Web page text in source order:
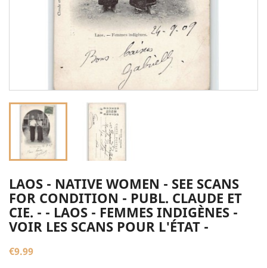
LAOS - NATIVE WOMEN - SEE SCANS
FOR CONDITION - PUBL. CLAUDE ET
CIE. - - LAOS - FEMMES INDIGÈNES -
VOIR LES SCANS POUR L'ÉTAT -
€9.99